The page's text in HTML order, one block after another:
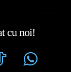
cu noi!